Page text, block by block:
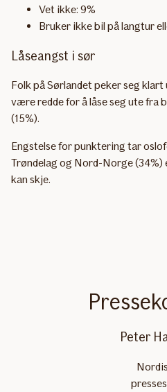
Vet ikke: 9%
Bruker ikke bil på langtur
Låseangst i sør
Folk på Sørlandet peker seg
være redde for å låse seg ute fra
(15%).
Engstelse for punktering tar
Trøndelag og Nord-Norge
kan skje.
Peter